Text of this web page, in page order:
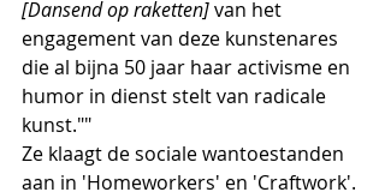
[Dansend op raketten] van het
engagement van deze kunstenares
die al bijna 50 jaar haar activisme en
humor in dienst stelt van radicale
kunst.""
Ze klaagt de sociale wantoestanden
aan in 'Homeworkers' en 'Craftwork'.